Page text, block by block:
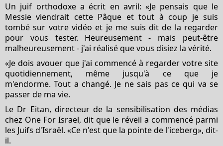
Un juif orthodoxe a écrit en avril: «Je pensais que le
Messie viendrait cette Pâque et tout à coup je suis
tombé sur votre vidéo et je me suis dit de la regarder
pour vous tester. Heureusement - mais peut-être
malheureusement - j'ai réalisé que vous disiez la vérité.
«Je dois avouer que j'ai commencé à regarder votre site
quotidiennement, même jusqu'à ce que je
m'endorme. Tout a changé. Je ne sais pas ce qui va se
passer de ma vie.
Le Dr Eitan, directeur de la sensibilisation des médias
chez One For Israel, dit que le réveil a commencé parmi
les Juifs d'Israël. «Ce n'est que la pointe de l'iceberg», dit-
il.